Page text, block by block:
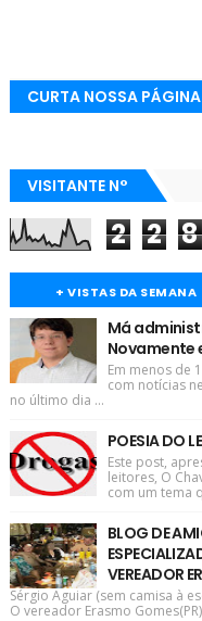
CURTA NOSSA
VISITANTE N°
2 2 8
+ VISTAS DA SEMANA
Má
Novamente
Em menos de
com notícias
no último dia ...
POESIA DO
Este post,
leitores, O
com um tema
BLOG DE
VEREADOR
Sérgio Aguiar (sem camisa à
O vereador Erasmo